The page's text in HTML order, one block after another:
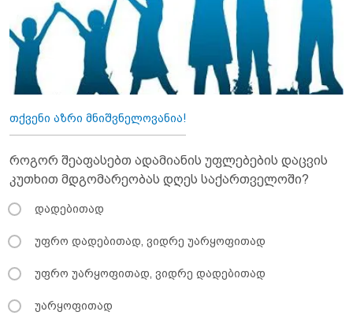
თქვენი აზრი მნიშვნელოვანია!
როგორ შეაფასებთ ადამიანის უფლებების დაცვის
კუთხით მდგომარეობას დღეს საქართველოში?
დადებითად
უფრო დადებითად, ვიდრე უარყოფითად
უფრო უარყოფითად, ვიდრე დადებითად
უარყოფითად